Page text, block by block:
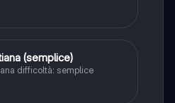
(semplice)
difficoltà: semplice